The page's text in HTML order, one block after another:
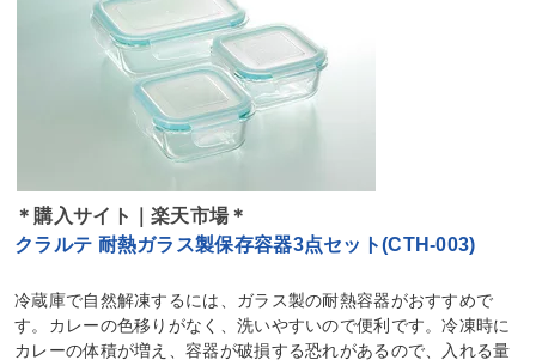
＊購入サイト｜楽天市場＊
クラルテ 耐熱ガラス製保存容器3点セット(CTH-003)
冷蔵庫で自然解凍するには、ガラス製の耐熱容器がおすすめで
す。カレーの色移りがなく、洗いやすいので便利です。冷凍時に
カレーの体積が増え、容器が破損する恐れがあるので、入れる量